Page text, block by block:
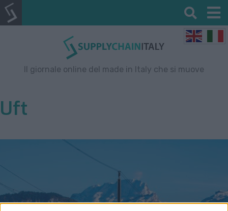
Il giornale online del made in Italy che si muove
Uft